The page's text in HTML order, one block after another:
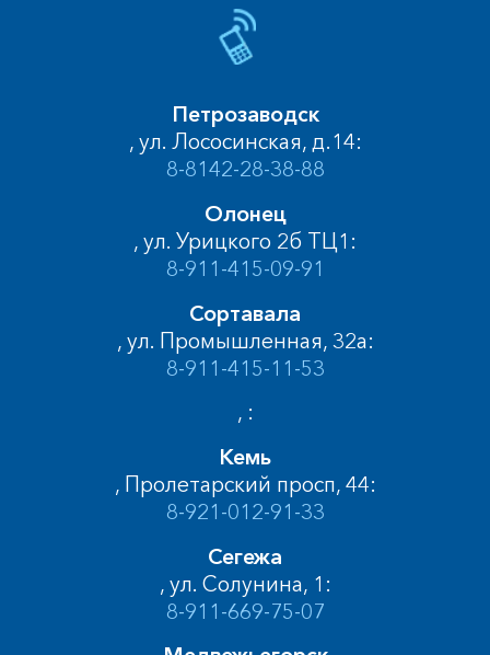
Петрозаводск
, ул. Лососинская, д.14:
8-8142-28-38-88
Олонец
, ул. Урицкого 2б ТЦ1:
8-911-415-09-91
Сортавала
, ул. Промышленная, 32а:
8-911-415-11-53
, :
Кемь
, Пролетарский просп, 44:
8-921-012-91-33
Сегежа
, ул. Солунина, 1:
8-911-669-75-07